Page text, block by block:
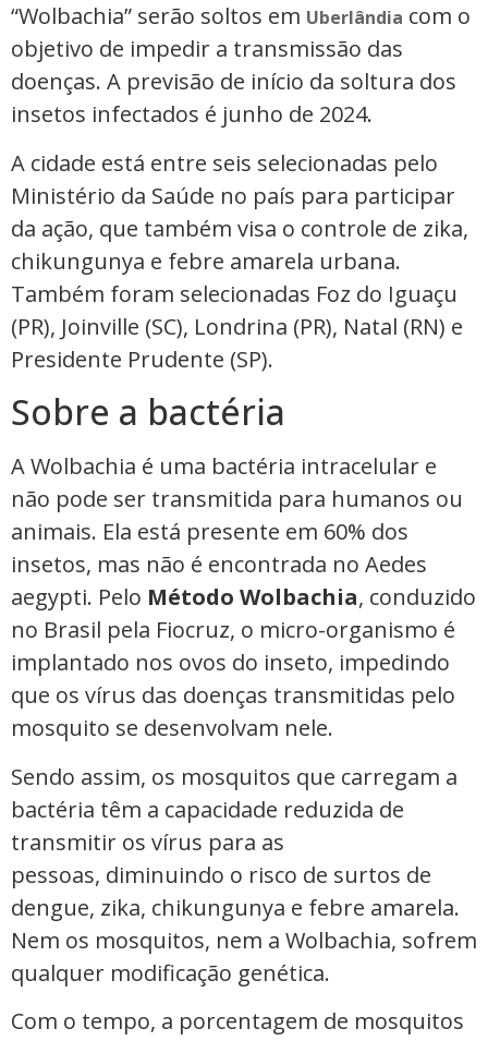
“Wolbachia” serão soltos em Uberlândia com o
objetivo de impedir a transmissão das
doenças. A previsão de início da soltura dos
insetos infectados é junho de 2024.
A cidade está entre seis selecionadas pelo
Ministério da Saúde no país para participar
da ação, que também visa o controle de zika,
chikungunya e febre amarela urbana.
Também foram selecionadas Foz do Iguaçu
(PR), Joinville (SC), Londrina (PR), Natal (RN) e
Presidente Prudente (SP).
Sobre a bactéria
A Wolbachia é uma bactéria intracelular e
não pode ser transmitida para humanos ou
animais. Ela está presente em 60% dos
insetos, mas não é encontrada no Aedes
aegypti. Pelo Método Wolbachia, conduzido
no Brasil pela Fiocruz, o micro-organismo é
implantado nos ovos do inseto, impedindo
que os vírus das doenças transmitidas pelo
mosquito se desenvolvam nele.
Sendo assim, os mosquitos que carregam a
bactéria têm a capacidade reduzida de
transmitir os vírus para as
pessoas, diminuindo o risco de surtos de
dengue, zika, chikungunya e febre amarela.
Nem os mosquitos, nem a Wolbachia, sofrem
qualquer modificação genética.
Com o tempo, a porcentagem de mosquitos